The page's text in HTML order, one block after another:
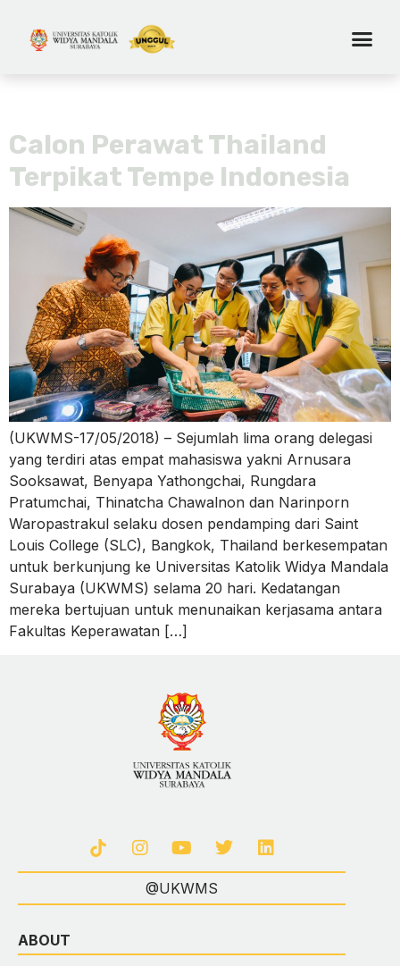
Calon Perawat Thailand
Terpikat Tempe Indonesia
(UKWMS-17/05/2018) – Sejumlah lima orang delegasi
yang terdiri atas empat mahasiswa yakni Arnusara
Sooksawat, Benyapa Yathongchai, Rungdara
Pratumchai, Thinatcha Chawalnon dan Narinporn
Waropastrakul selaku dosen pendamping dari Saint
Louis College (SLC), Bangkok, Thailand berkesempatan
untuk berkunjung ke Universitas Katolik Widya Mandala
Surabaya (UKWMS) selama 20 hari. Kedatangan
mereka bertujuan untuk menunaikan kerjasama antara
Fakultas Keperawatan […]
@UKWMS
ABOUT